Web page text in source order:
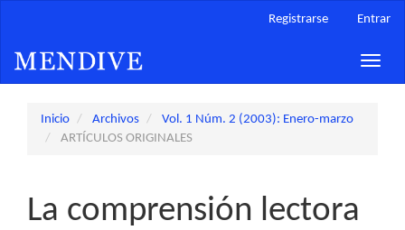
principal
Barra
Registrarse Entrar
Toggle
Inicio Archivos
Vol. 1 Núm. 2 (2003): Enero-marzo
ARTÍCULOS ORIGINALES
La comprensión lectora